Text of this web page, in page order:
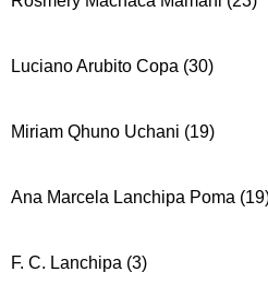
Luciano Arubito Copa (30)
Miriam Qhuno Uchani (19)
Ana Marcela Lanchipa Poma
F. C. Lanchipa (3)